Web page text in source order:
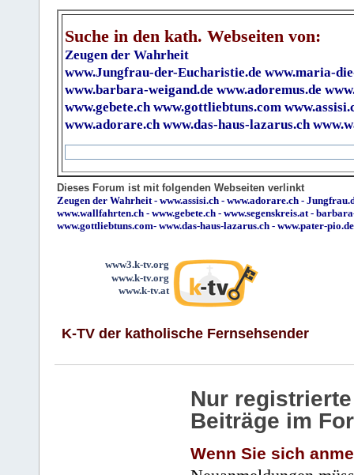
Suche in den kath. Webseiten von:
Zeugen der Wahrheit
www.Jungfrau-der-Eucharistie.de www.maria-
www.barbara-weigand.de www.adoremus.de
www.gebete.ch www.gottliebtuns.com
www.adorare.ch www.das-haus-lazarus.ch
Dieses Forum ist mit folgenden Webseiten verlinkt
Zeugen der Wahrheit- www.assisi.ch - www.adorare.ch -
www.wallfahrten.ch - www.gebete.ch - www.segenskreis.at-
www.gottliebtuns.com- www.das-haus-lazarus.ch - www.pater-pio.de
www3.k-tv.org
www.k-tv.org
www.k-tv.at
K-TV der katholische Fernsehsender
Nur
Beiträge im
Wenn Sie sich